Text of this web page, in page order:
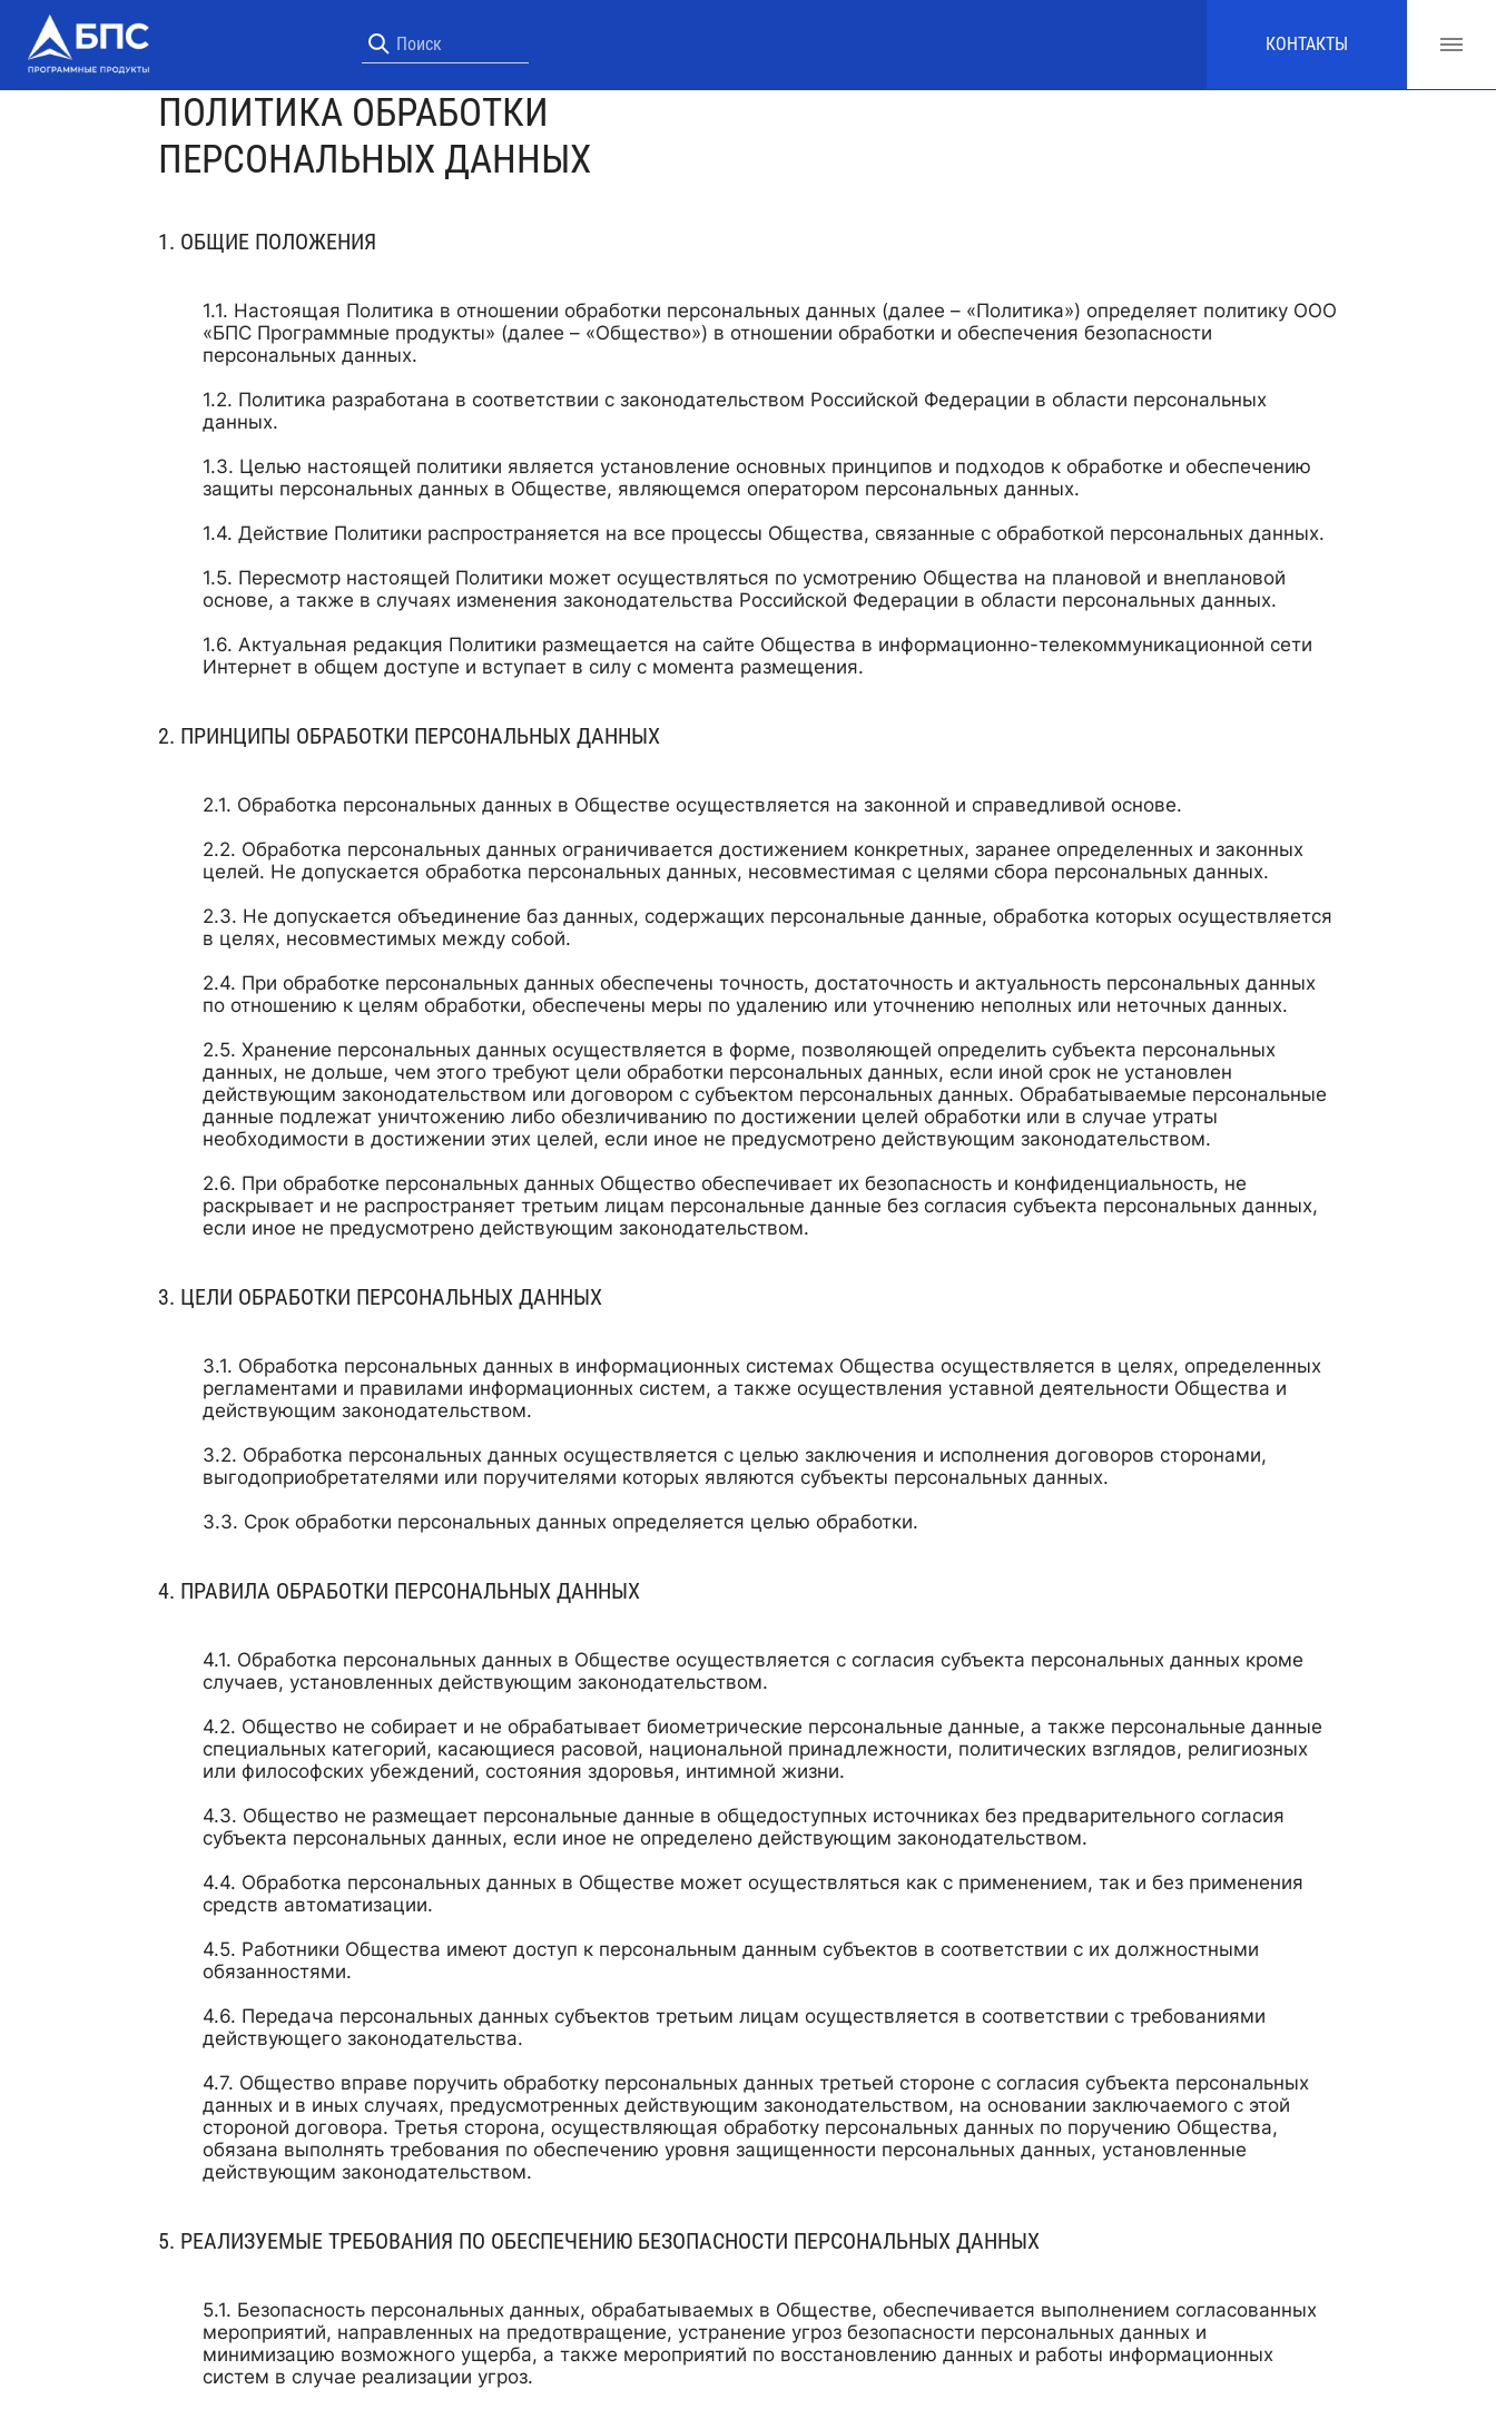
КОНТАКТЫ
ПОЛИТИКА ОБРАБОТКИ
ПЕРСОНАЛЬНЫХ ДАННЫХ
ОБЩИЕ ПОЛОЖЕНИЯ
Настоящая Политика в отношении обработки персональных данных (далее – «Политика») определяет политику ООО
«БПС Программные продукты» (далее – «Общество») в отношении обработки и обеспечения безопасности
персональных данных.
Политика разработана в соответствии с законодательством Российской Федерации в области персональных
данных.
Целью настоящей политики является установление основных принципов и подходов к обработке и обеспечению
защиты персональных данных в Обществе, являющемся оператором персональных данных.
Действие Политики распространяется на все процессы Общества, связанные с обработкой персональных данных.
Пересмотр настоящей Политики может осуществляться по усмотрению Общества на плановой и внеплановой
основе, а также в случаях изменения законодательства Российской Федерации в области персональных данных.
Актуальная редакция Политики размещается на сайте Общества в информационно-телекоммуникационной сети
Интернет в общем доступе и вступает в силу с момента размещения.
ПРИНЦИПЫ ОБРАБОТКИ ПЕРСОНАЛЬНЫХ ДАННЫХ
Обработка персональных данных в Обществе осуществляется на законной и справедливой основе.
Обработка персональных данных ограничивается достижением конкретных, заранее определенных и законных
целей. Не допускается обработка персональных данных, несовместимая с целями сбора персональных данных.
Не допускается объединение баз данных, содержащих персональные данные, обработка которых осуществляется
в целях, несовместимых между собой.
При обработке персональных данных обеспечены точность, достаточность и актуальность персональных данных
по отношению к целям обработки, обеспечены меры по удалению или уточнению неполных или неточных данных.
Хранение персональных данных осуществляется в форме, позволяющей определить субъекта персональных
данных, не дольше, чем этого требуют цели обработки персональных данных, если иной срок не установлен
действующим законодательством или договором с субъектом персональных данных. Обрабатываемые персональные
данные подлежат уничтожению либо обезличиванию по достижении целей обработки или в случае утраты
необходимости в достижении этих целей, если иное не предусмотрено действующим законодательством.
При обработке персональных данных Общество обеспечивает их безопасность и конфиденциальность, не
раскрывает и не распространяет третьим лицам персональные данные без согласия субъекта персональных данных,
если иное не предусмотрено действующим законодательством.
ЦЕЛИ ОБРАБОТКИ ПЕРСОНАЛЬНЫХ ДАННЫХ
Обработка персональных данных в информационных системах Общества осуществляется в целях, определенных
регламентами и правилами информационных систем, а также осуществления уставной деятельности Общества и
действующим законодательством.
Обработка персональных данных осуществляется с целью заключения и исполнения договоров сторонами,
выгодоприобретателями или поручителями которых являются субъекты персональных данных.
Срок обработки персональных данных определяется целью обработки.
ПРАВИЛА ОБРАБОТКИ ПЕРСОНАЛЬНЫХ ДАННЫХ
Обработка персональных данных в Обществе осуществляется с согласия субъекта персональных данных кроме
случаев, установленных действующим законодательством.
Общество не собирает и не обрабатывает биометрические персональные данные, а также персональные данные
специальных категорий, касающиеся расовой, национальной принадлежности, политических взглядов, религиозных
или философских убеждений, состояния здоровья, интимной жизни.
Общество не размещает персональные данные в общедоступных источниках без предварительного согласия
субъекта персональных данных, если иное не определено действующим законодательством.
Обработка персональных данных в Обществе может осуществляться как с применением, так и без применения
средств автоматизации.
Работники Общества имеют доступ к персональным данным субъектов в соответствии с их должностными
обязанностями.
Передача персональных данных субъектов третьим лицам осуществляется в соответствии с требованиями
действующего законодательства.
Общество вправе поручить обработку персональных данных третьей стороне с согласия субъекта персональных
данных и в иных случаях, предусмотренных действующим законодательством, на основании заключаемого с этой
стороной договора. Третья сторона, осуществляющая обработку персональных данных по поручению Общества,
обязана выполнять требования по обеспечению уровня защищенности персональных данных, установленные
действующим законодательством.
РЕАЛИЗУЕМЫЕ ТРЕБОВАНИЯ ПО ОБЕСПЕЧЕНИЮ БЕЗОПАСНОСТИ ПЕРСОНАЛЬНЫХ ДАННЫХ
Безопасность персональных данных, обрабатываемых в Обществе, обеспечивается выполнением согласованных
мероприятий, направленных на предотвращение, устранение угроз безопасности персональных данных и
минимизацию возможного ущерба, а также мероприятий по восстановлению данных и работы информационных
систем в случае реализации угроз.